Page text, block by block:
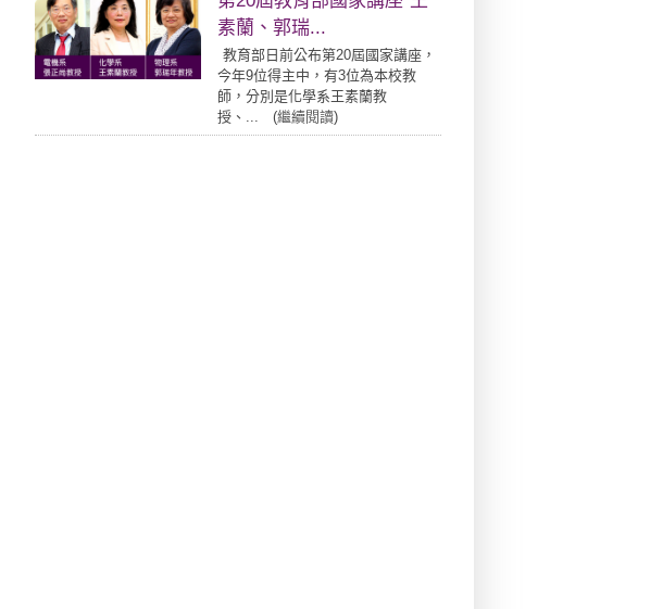
素蘭、郭瑞...
教育部日前公布第20屆國家講座，
今年9位得主中，有3位為本校教
師，分別是化學系王素蘭教
授、... (繼續閱讀)